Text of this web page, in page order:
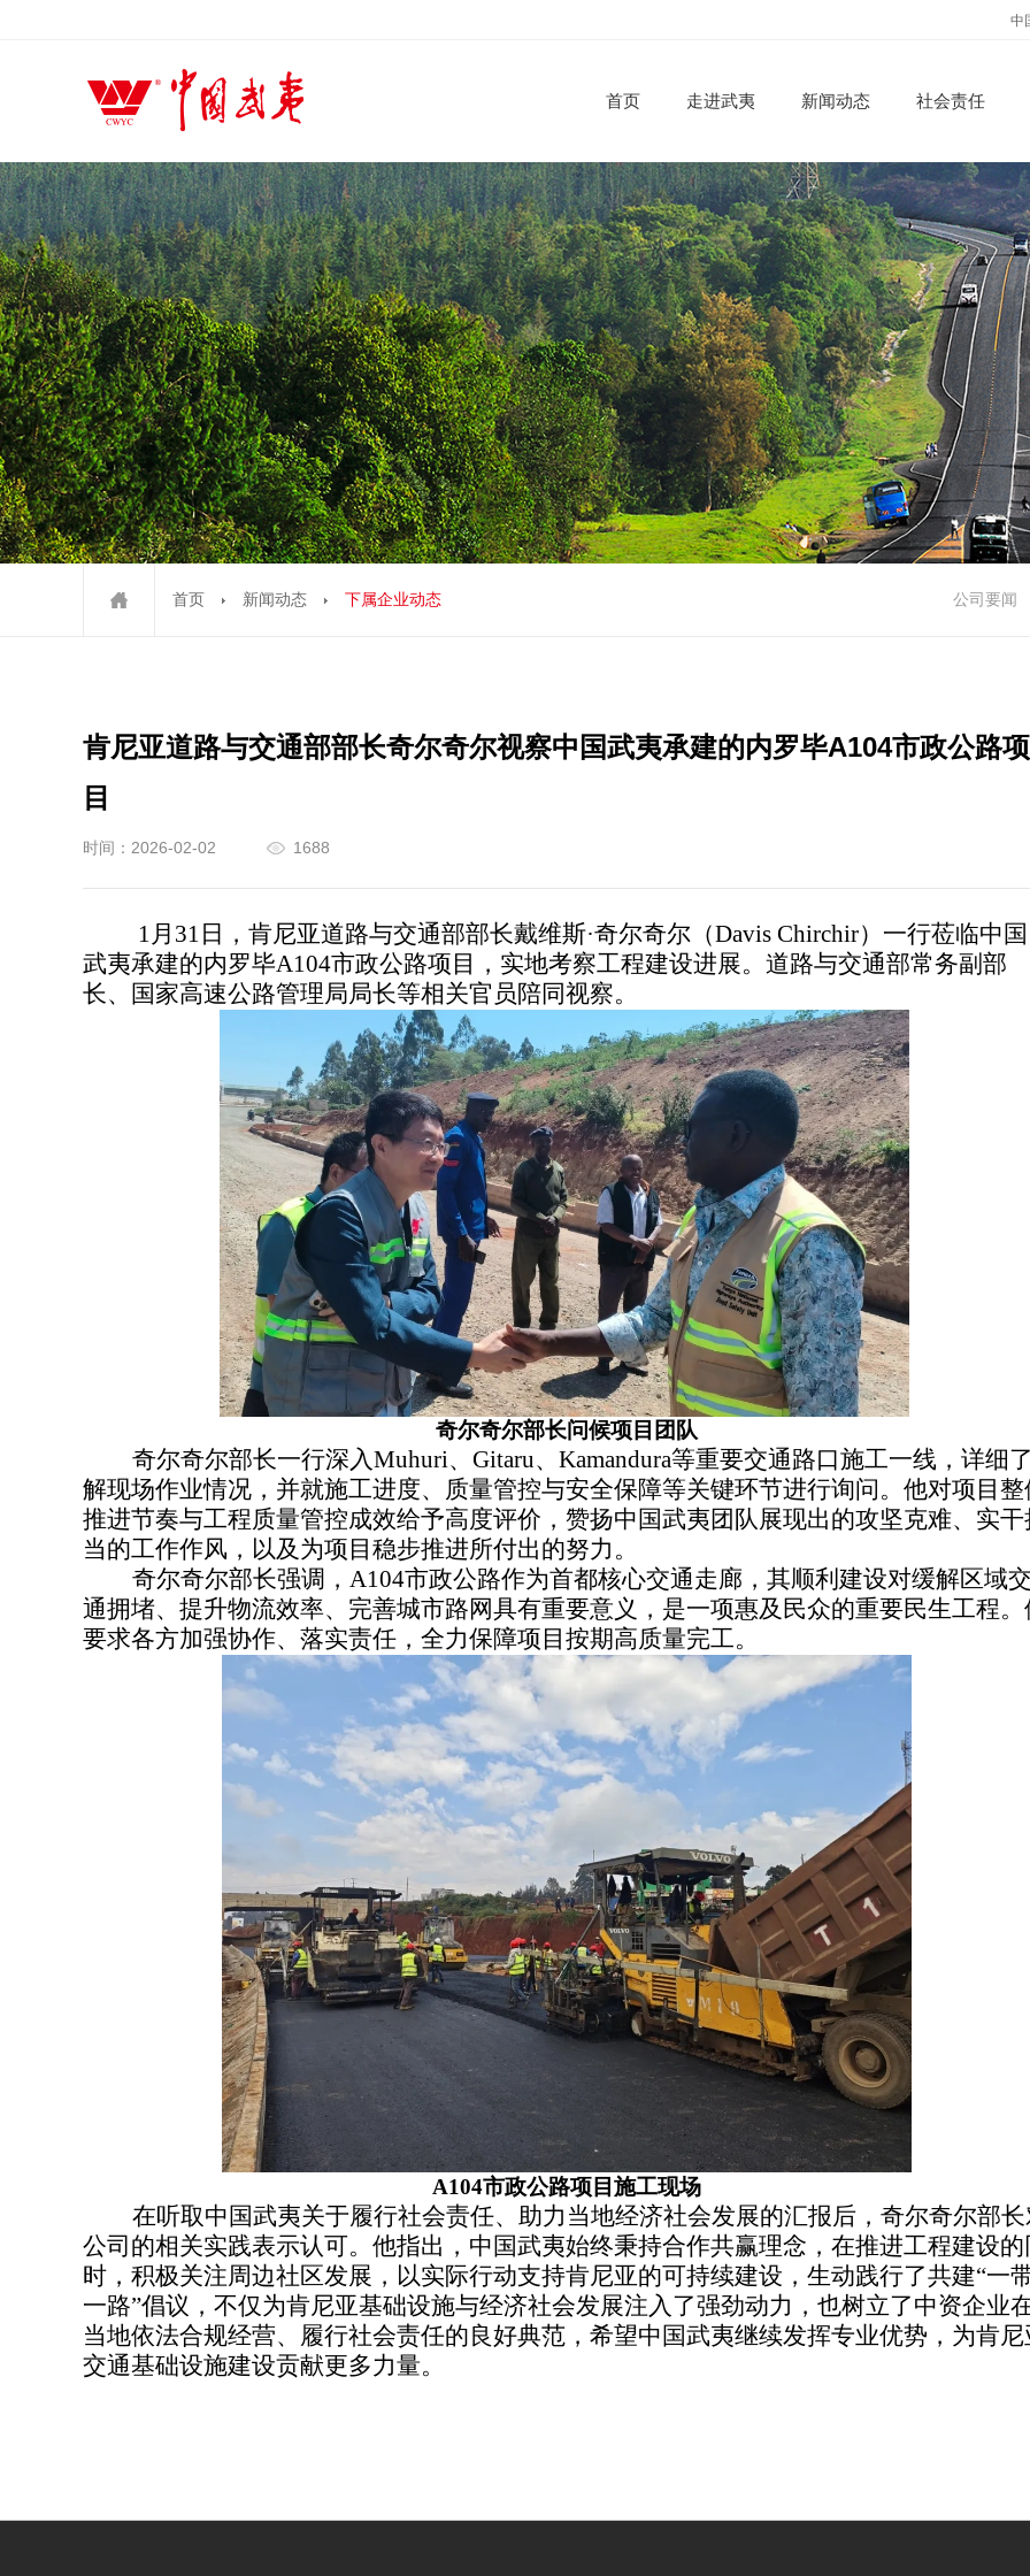
中
首页 走进武夷 新闻动态 社会责任
首页 新闻动态 下属企业动态 公司要闻
肯尼亚道路与交通部部长奇尔奇尔视察中国武夷承建的内罗毕A104市政公路项
目
时间：2026-02-02 1688
1月31日，肯尼亚道路与交通部部长戴维斯·奇尔奇尔（Davis Chirchir）一行莅临中国
武夷承建的内罗毕A104市政公路项目，实地考察工程建设进展。道路与交通部常务副部
长、国家高速公路管理局局长等相关官员陪同视察。
奇尔奇尔部长问候项目团队
奇尔奇尔部长一行深入Muhuri、Gitaru、Kamandura等重要交通路口施工一线，详细
解现场作业情况，并就施工进度、质量管控与安全保障等关键环节进行询问。他对项目整
推进节奏与工程质量管控成效给予高度评价，赞扬中国武夷团队展现出的攻坚克难、实干
当的工作作风，以及为项目稳步推进所付出的努力。
奇尔奇尔部长强调，A104市政公路作为首都核心交通走廊，其顺利建设对缓解区域
通拥堵、提升物流效率、完善城市路网具有重要意义，是一项惠及民众的重要民生工程。
要求各方加强协作、落实责任，全力保障项目按期高质量完工。
A104市政公路项目施工现场
在听取中国武夷关于履行社会责任、助力当地经济社会发展的汇报后，奇尔奇尔部
公司的相关实践表示认可。他指出，中国武夷始终秉持合作共赢理念，在推进工程建设的
时，积极关注周边社区发展，以实际行动支持肯尼亚的可持续建设，生动践行了共建“一
一路”倡议，不仅为肯尼亚基础设施与经济社会发展注入了强劲动力，也树立了中资企业
当地依法合规经营、履行社会责任的良好典范，希望中国武夷继续发挥专业优势，为肯尼
交通基础设施建设贡献更多力量。